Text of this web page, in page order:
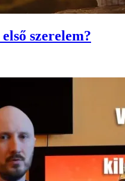
szerelem?